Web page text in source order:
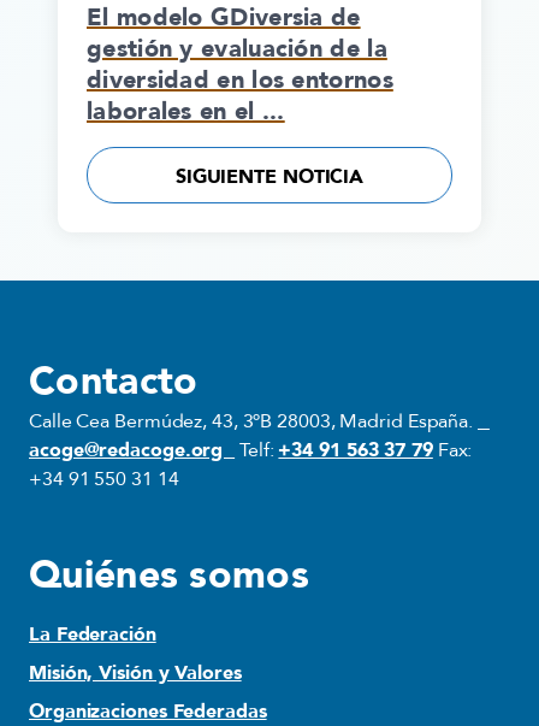
El modelo GDiversia de
gestión y evaluación de la
diversidad en los entornos
laborales en el ...
SIGUIENTE NOTICIA
Contacto
Calle Cea Bermúdez, 43, 3ºB 28003, Madrid España.
acoge@redacoge.org
Telf: +34 91 563 37 79Fax:
+34 91 550 31 14
Quiénes somos
La Federación
Misión, Visión y Valores
Organizaciones Federadas